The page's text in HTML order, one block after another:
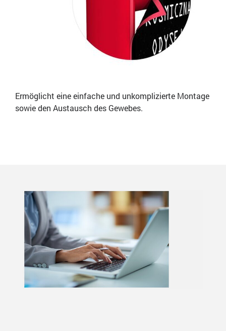
Ermöglicht eine einfache und unkomplizierte Montage
sowie den Austausch des Gewebes.